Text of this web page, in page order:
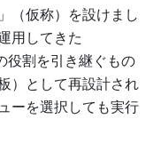
（仮称）を設けまし
用してきた
役割を引き継ぐもの
）として再設計され
ーを選択しても実行